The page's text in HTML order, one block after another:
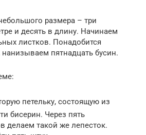
размера – три
и десять в длину. Начинаем
листков. Понадобится
пятнадцать бусин.
петельку, состоящую из
бисерин. Через пять
делаем такой же лепесток.